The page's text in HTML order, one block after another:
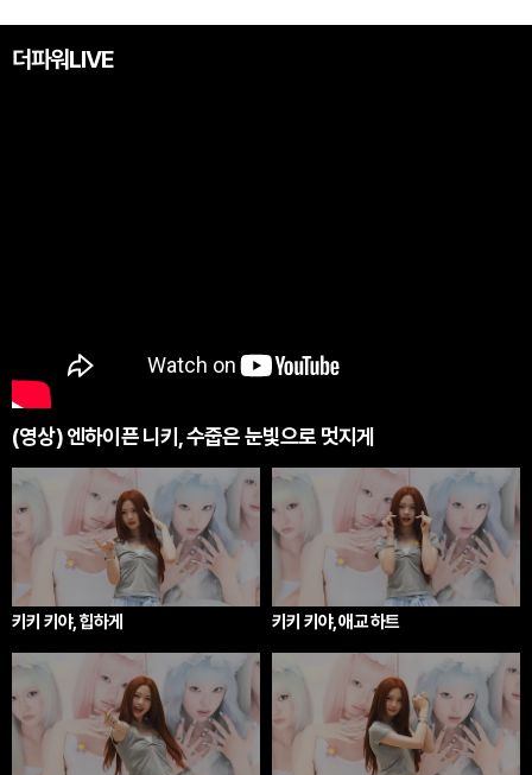
더파워LIVE
(영상) 엔하이픈 니키, 수줍은 눈빛으로 멋지게
키키 키야, 힙하게 키키 키야, 애교 하트